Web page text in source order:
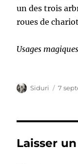
un des trois
roues de
Usages magiques
Auteur
Siduri 7
Laisser